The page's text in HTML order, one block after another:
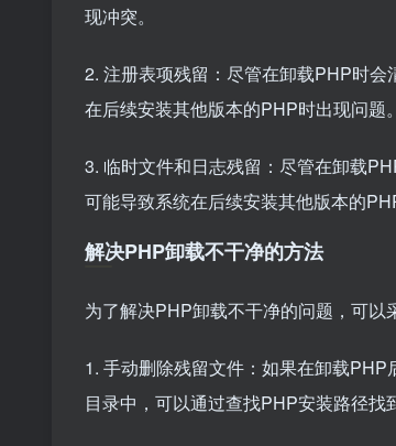
现冲突。
2. 注册表项残留：尽管在卸载PHP时
在后续安装其他版本的PHP时出现问题。
3. 临时文件和日志残留：尽管在卸载
可能导致系统在后续安装其他版本的
解决PHP卸载不干净的方法
为了解决PHP卸载不干净的问题，可以
1. 手动删除残留文件：如果在卸载
目录中，可以通过查找PHP安装路径找